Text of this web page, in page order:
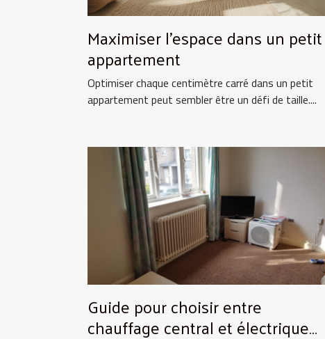
Maximiser l'espace dans un petit
appartement
Optimiser chaque centimètre carré dans un petit
appartement peut sembler être un défi de taille....
Guide pour choisir entre
chauffage central et électrique